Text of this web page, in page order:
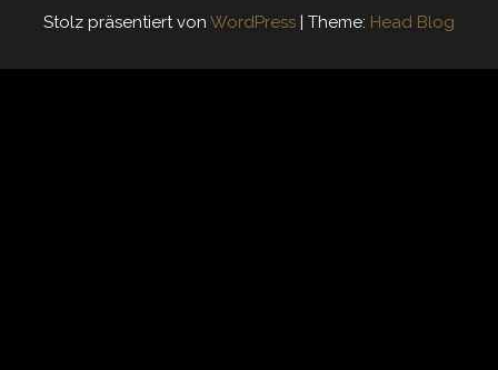
Stolz präsentiert von WordPress | Theme: Head Blog